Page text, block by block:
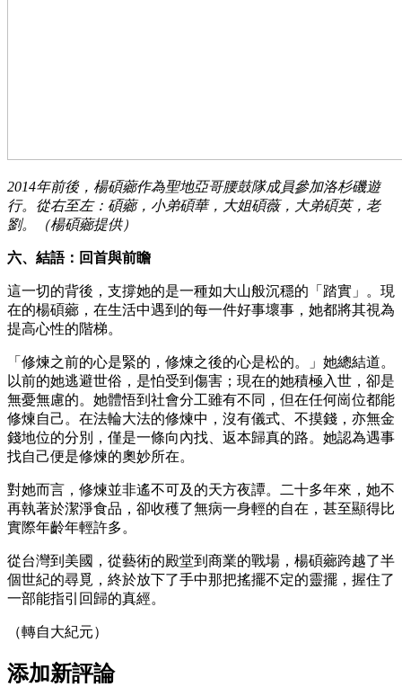
2014年前後，楊碩薌作為聖地亞哥腰鼓隊成員參加洛杉磯遊
行。從右至左：碩薌，小弟碩華，大姐碩薇，大弟碩英，老
劉。（楊碩薌提供）
六、結語：回首與前瞻
這一切的背後，支撐她的是一種如大山般沉穩的「踏實」。現
在的楊碩薌，在生活中遇到的每一件好事壞事，她都將其視為
提高心性的階梯。
「修煉之前的心是緊的，修煉之後的心是松的。」她總結道。
以前的她逃避世俗，是怕受到傷害；現在的她積極入世，卻是
無憂無慮的。她體悟到社會分工雖有不同，但在任何崗位都能
修煉自己。在法輪大法的修煉中，沒有儀式、不摸錢，亦無金
錢地位的分別，僅是一條向內找、返本歸真的路。她認為遇事
找自己便是修煉的奧妙所在。
對她而言，修煉並非遙不可及的天方夜譚。二十多年來，她不
再執著於潔淨食品，卻收穫了無病一身輕的自在，甚至顯得比
實際年齡年輕許多。
從台灣到美國，從藝術的殿堂到商業的戰場，楊碩薌跨越了半
個世紀的尋覓，終於放下了手中那把搖擺不定的靈擺，握住了
一部能指引回歸的真經。
（轉自大紀元）
添加新評論